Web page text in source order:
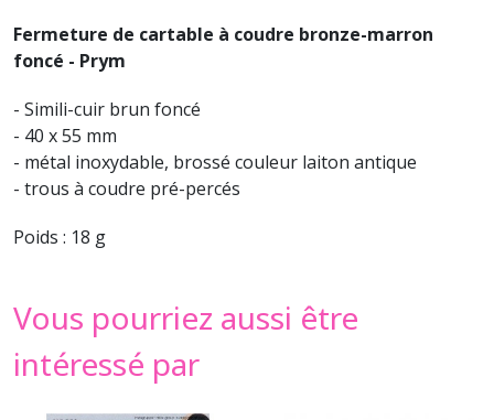
Fermeture de cartable à coudre bronze-marron
foncé - Prym
- Simili-cuir brun foncé
- 40 x 55 mm
- métal inoxydable, brossé couleur laiton antique
- trous à coudre pré-percés
Poids : 18 g
Vous pourriez aussi être
intéressé par